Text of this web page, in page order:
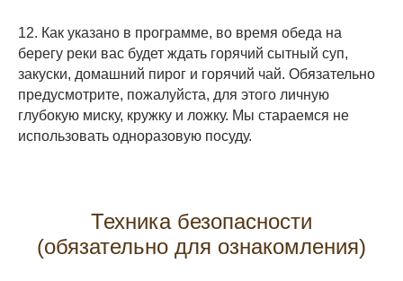
12. Как указано в программе, во время обеда на
берегу реки вас будет ждать горячий сытный суп,
закуски, домашний пирог и горячий чай. Обязательно
предусмотрите, пожалуйста, для этого личную
глубокую миску, кружку и ложку. Мы стараемся не
использовать одноразовую посуду.
Техника безопасности
(обязательно для ознакомления)